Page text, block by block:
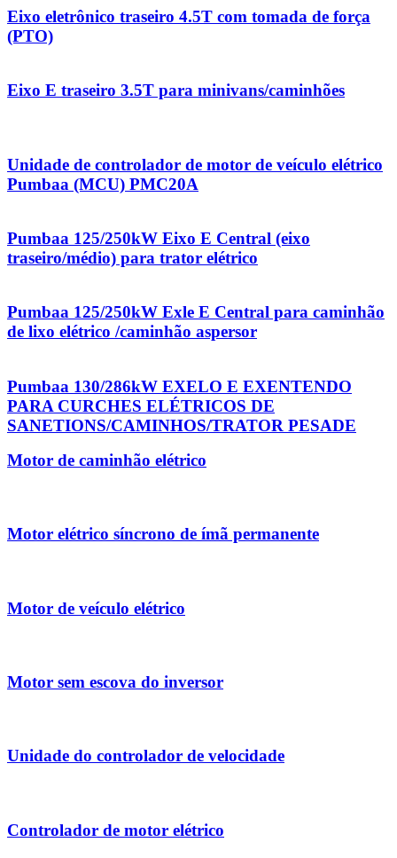
Eixo eletrônico traseiro 4.5T com tomada de força
(PTO)
Eixo E traseiro 3.5T para minivans/caminhões
Unidade de controlador de motor de veículo elétrico
Pumbaa (MCU) PMC20A
Pumbaa 125/250kW Eixo E Central (eixo
traseiro/médio) para trator elétrico
Pumbaa 125/250kW Exle E Central para caminhão
de lixo elétrico /caminhão aspersor
Pumbaa 130/286kW EXELO E EXENTENDO
PARA CURCHES ELÉTRICOS DE
SANETIONS/CAMINHOS/TRATOR PESADE
Motor de caminhão elétrico
Motor elétrico síncrono de ímã permanente
Motor de veículo elétrico
Motor sem escova do inversor
Unidade do controlador de velocidade
Controlador de motor elétrico